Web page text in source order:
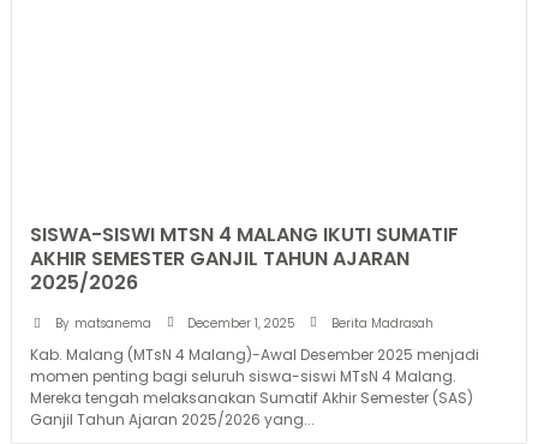
SISWA-SISWI MTSN 4 MALANG IKUTI SUMATIF
AKHIR SEMESTER GANJIL TAHUN AJARAN
2025/2026
By matsanema December 1, 2025 Berita Madrasah
Kab. Malang (MTsN 4 Malang)-Awal Desember 2025 menjadi
momen penting bagi seluruh siswa-siswi MTsN 4 Malang.
Mereka tengah melaksanakan Sumatif Akhir Semester (SAS)
Ganjil Tahun Ajaran 2025/2026 yang...